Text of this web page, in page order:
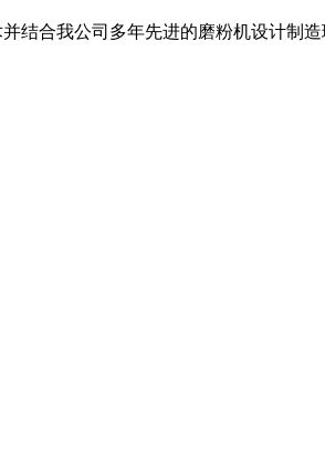
结合我公司多年先进的磨粉机设计制